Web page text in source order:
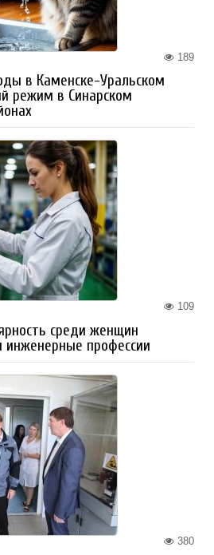
189
в Каменске-Уральском
режим в Синарском
109
среди женщин
инженерные профессии
380